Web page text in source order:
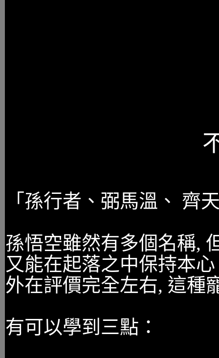
「孫行者 、 弼馬溫 、 齊
孫悟空雖然有多個名稱,
又能在起落之中保持本
外在評價完全左右, 這種
有可以學到三點：